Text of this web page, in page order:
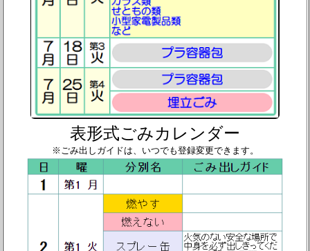
表形式ごみカレンダー
※ごみ出しガイドは、いつでも登録変更できます。